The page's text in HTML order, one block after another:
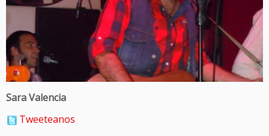
Sara Valencia
Tweeteanos